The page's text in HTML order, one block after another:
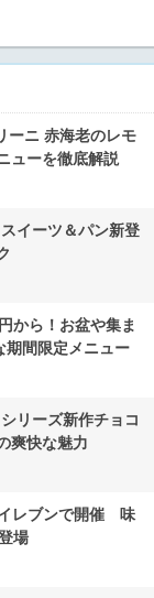
ーニ 赤海老のレモ
ューを徹底解説
イーツ＆パン新登
から！お盆や集ま
期間限定メニュー
リーズ新作チョコ
爽快な魅力
レブンで開催 味
場